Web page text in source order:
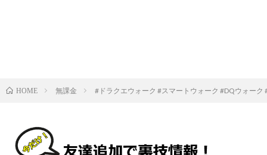
HOME 無課金 #ドラクエウォーク #スマートウォーク #DQウォー